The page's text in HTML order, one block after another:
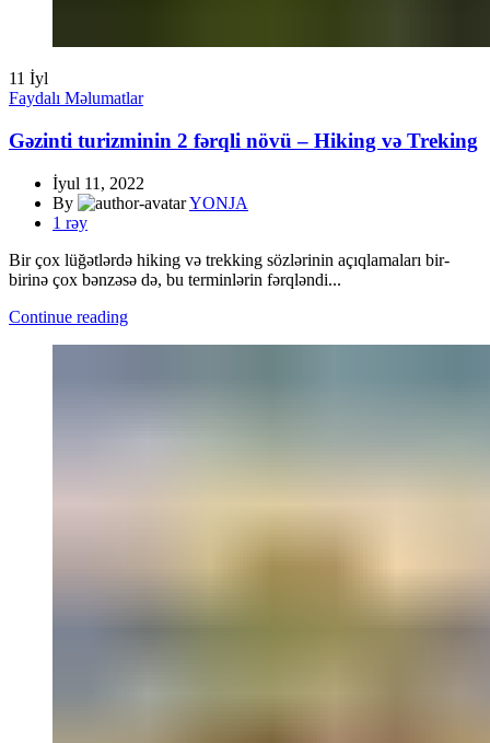
11 İyl
Faydalı Məlumatlar
Gəzinti turizminin 2 fərqli növü – Hiking və Treking
İyul 11, 2022
By
YONJA
1 rəy
Bir çox lüğətlərdə hiking və trekking sözlərinin açıqlamaları bir-
birinə çox bənzəsə də, bu terminlərin fərqləndi...
Continue reading